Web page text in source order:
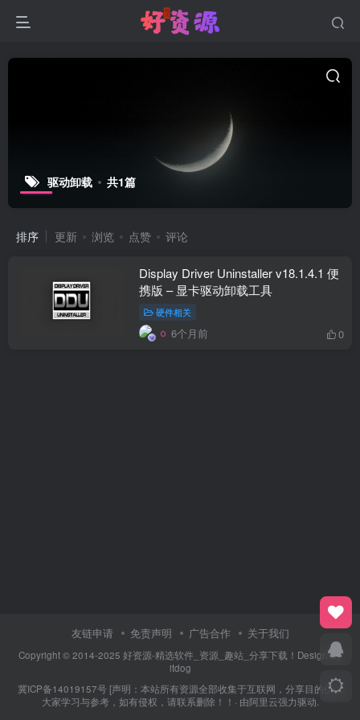
驱动卸载 共1篇
排序 更新 浏览 点赞 评论
Display Driver Uninstaller v18.1.4.1 便
携版 – 显卡驱动卸载工具
硬件相关
6个月前 0
友链申请 免责声明 广告合作 关于我们
Copyright © 2014-2025 好资源-精选软件_资源_趣站_分享下载！Design By
itdog
冀ICP备14019157号[声明：本站所有资源全部收集于互联网，分享目的仅供
大家学习与参考，如有侵权，请联系删除！！· 由阿里云强力驱动.